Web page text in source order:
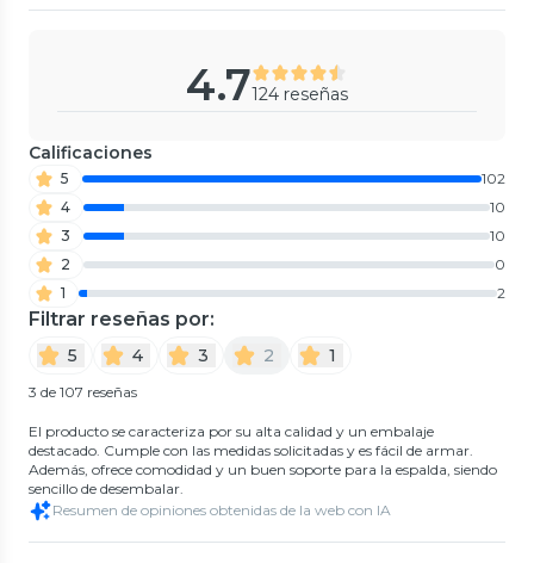
4.7124 reseñas
Calificaciones
5
102
4
10
3
10
2
0
1
2
Filtrar reseñas por:
5 4 3 2 1
3 de 107 reseñas
El producto se caracteriza por su alta calidad y un embalaje
destacado. Cumple con las medidas solicitadas y es fácil de armar.
Además, ofrece comodidad y un buen soporte para la espalda, siendo
sencillo de desembalar.
Resumen de opiniones obtenidas de la web con IA